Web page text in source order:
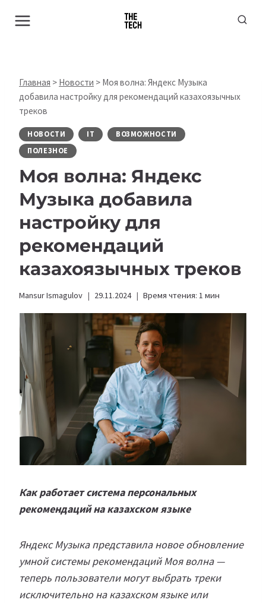
Главная > Новости > Моя волна: Яндекс Музыка
добавила настройку для рекомендаций казахоязычных
треков
НОВОСТИ IT
ВОЗМОЖНОСТИ
ПОЛЕЗНОЕ
Моя волна: Яндекс
Музыка добавила
настройку для
рекомендаций
казахоязычных треков
Mansur Ismagulov 29.11.2024 Время чтения: 1 мин
Как работает система персональных
рекомендаций на казахском языке
Яндекс Музыка представила новое обновление
умной системы рекомендаций Моя волна —
теперь пользователи могут выбрать треки
исключительно на казахском языке или